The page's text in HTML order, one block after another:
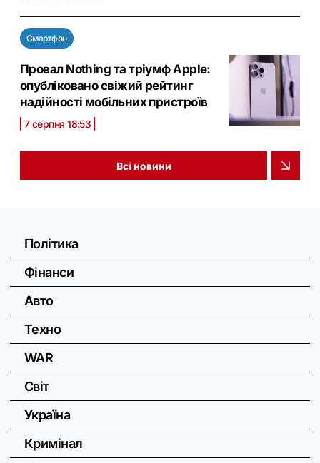
Смартфон
Провал Nothing та тріумф Apple:
опубліковано свіжий рейтинг
надійності мобільних пристроїв
7 серпня 18:53
Всі новини
Політика
Фінанси
Авто
Техно
WAR
Світ
Україна
Кримінал